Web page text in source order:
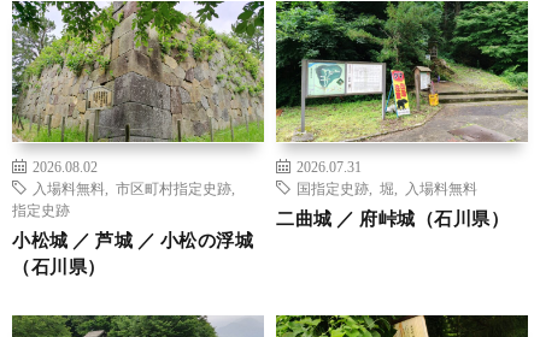
2026.08.02
入場料無料
市区町村指定史跡
指定史跡
小松城 ／ 芦城 ／ 小松の浮城
（石川県）
2026.07.31
国指定史跡
堀 入場料無料
二曲城 ／ 府峠城（石川県）